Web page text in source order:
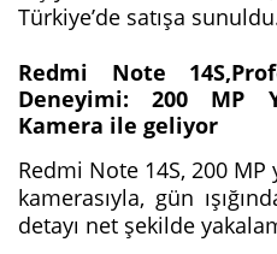
Türkiye’de satışa
Redmi Note 14S,
Deneyimi: 200 MP
Kamera ile geliyor
Redmi Note 14S, 200
kamerasıyla, gün
detayı net şekilde